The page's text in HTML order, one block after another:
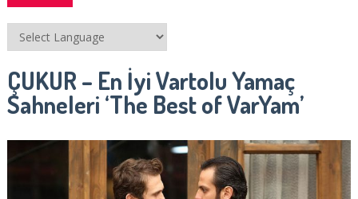
ÇUKUR – En İyi Vartolu Yamaç
Sahneleri ‘The Best of VarYam’